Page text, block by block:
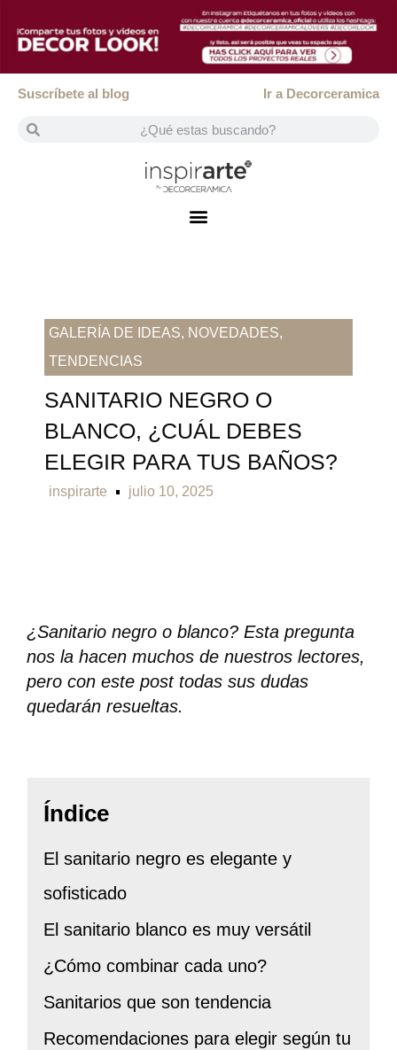
Suscríbete al blog Ir a Decorceramica
GALERÍA DE IDEAS, NOVEDADES,
TENDENCIAS
SANITARIO NEGRO O
BLANCO, ¿CUÁL DEBES
ELEGIR PARA TUS BAÑOS?
inspirarte julio 10, 2025
¿Sanitario negro o blanco? Esta pregunta
nos la hacen muchos de nuestros lectores,
pero con este post todas sus dudas
quedarán resueltas.
Índice
El sanitario negro es elegante y
sofisticado
El sanitario blanco es muy versátil
¿Cómo combinar cada uno?
Sanitarios que son tendencia
Recomendaciones para elegir según tu